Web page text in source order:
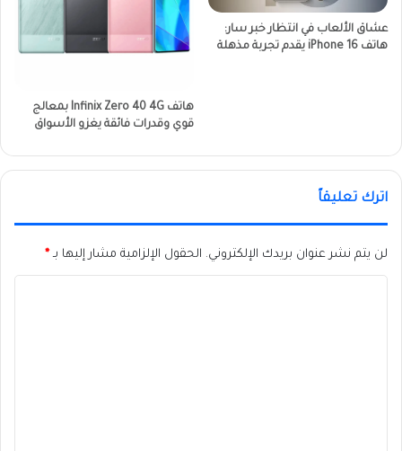
عشاق الألعاب في انتظار خبر سار:
هاتف iPhone 16 يقدم تجربة مذهلة
هاتف Infinix Zero 40 4G بمعالج
قوي وقدرات فائقة يغزو الأسواق
اترك تعليقاً
لن يتم نشر عنوان بريدك الإلكتروني. الحقول الإلزامية مشار إليها بـ*